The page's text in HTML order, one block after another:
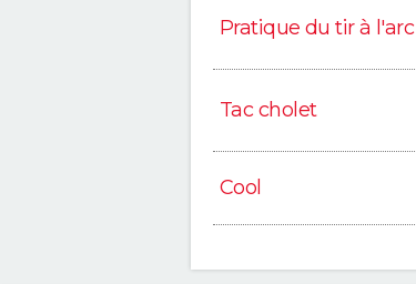
Pratique du tir à l'arc
Tac cholet
Cool